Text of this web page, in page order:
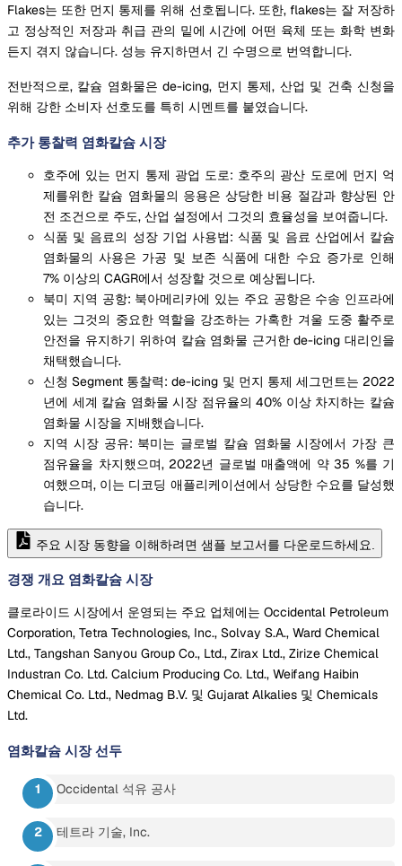
Flakes는 또한 먼지 통제를 위해 선호됩니다. 또한, flakes는 잘 저장하
고 정상적인 저장과 취급 관의 밑에 시간에 어떤 육체 또는 화학 변화
든지 겪지 않습니다. 성능 유지하면서 긴 수명으로 번역합니다.
전반적으로, 칼슘 염화물은 de-icing, 먼지 통제, 산업 및 건축 신청을
위해 강한 소비자 선호도를 특히 시멘트를 붙였습니다.
추가 통찰력 염화칼슘 시장
호주에 있는 먼지 통제 광업 도로: 호주의 광산 도로에 먼지 억
제를위한 칼슘 염화물의 응용은 상당한 비용 절감과 향상된 안
전 조건으로 주도, 산업 설정에서 그것의 효율성을 보여줍니다.
식품 및 음료의 성장 기업 사용법: 식품 및 음료 산업에서 칼슘
염화물의 사용은 가공 및 보존 식품에 대한 수요 증가로 인해
7% 이상의 CAGR에서 성장할 것으로 예상됩니다.
북미 지역 공항: 북아메리카에 있는 주요 공항은 수송 인프라에
있는 그것의 중요한 역할을 강조하는 가혹한 겨울 도중 활주로
안전을 유지하기 위하여 칼슘 염화물 근거한 de-icing 대리인을
채택했습니다.
신청 Segment 통찰력: de-icing 및 먼지 통제 세그먼트는 2022
년에 세계 칼슘 염화물 시장 점유율의 40% 이상 차지하는 칼슘
염화물 시장을 지배했습니다.
지역 시장 공유: 북미는 글로벌 칼슘 염화물 시장에서 가장 큰
점유율을 차지했으며, 2022년 글로벌 매출액에 약 35 %를 기
여했으며, 이는 디코딩 애플리케이션에서 상당한 수요를 달성했
습니다.
주요 시장 동향을 이해하려면 샘플 보고서를 다운로드하세요.
경쟁 개요 염화칼슘 시장
클로라이드 시장에서 운영되는 주요 업체에는 Occidental Petroleum
Corporation, Tetra Technologies, Inc., Solvay S.A., Ward Chemical
Ltd., Tangshan Sanyou Group Co., Ltd., Zirax Ltd., Zirize Chemical
Industran Co. Ltd. Calcium Producing Co. Ltd., Weifang Haibin
Chemical Co. Ltd., Nedmag B.V. 및 Gujarat Alkalies 및 Chemicals
Ltd.
염화칼슘 시장 선두
Occidental 석유 공사
테트라 기술, Inc.